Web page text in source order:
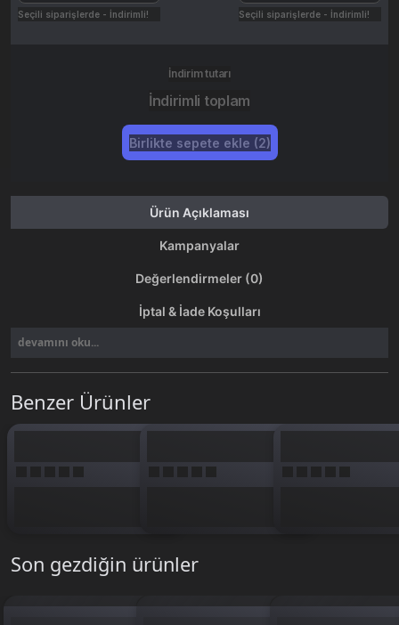
Seçili siparişlerde - İndirimli! Seçili siparişlerde - İndirimli!
İndirim tutarı
İndirimli toplam
Birlikte sepete ekle (2)
Ürün Açıklaması
Kampanyalar
Değerlendirmeler (0)
İptal & İade Koşulları
devamını oku...
Benzer Ürünler
Son gezdiğin ürünler